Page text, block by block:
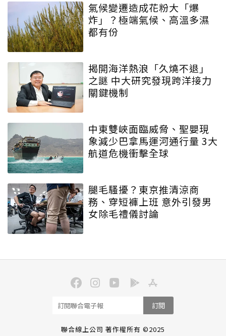
氣候變遷造成花粉大「爆
炸」？極端氣候、高溫多濕
都有份
揭開海洋熱浪「久燒不退」
之謎 中大研究發現跨洋接力
關鍵機制
中東雙峽面臨威脅、聖嬰現
象減少巴拿馬運河通行量 3大
航道危機衝擊全球
腿毛騷擾？東京推清涼商
務、穿短褲上班 意外引發男
女除毛禮儀討論
訂閱
聯合線上公司 著作權所有 ©2025